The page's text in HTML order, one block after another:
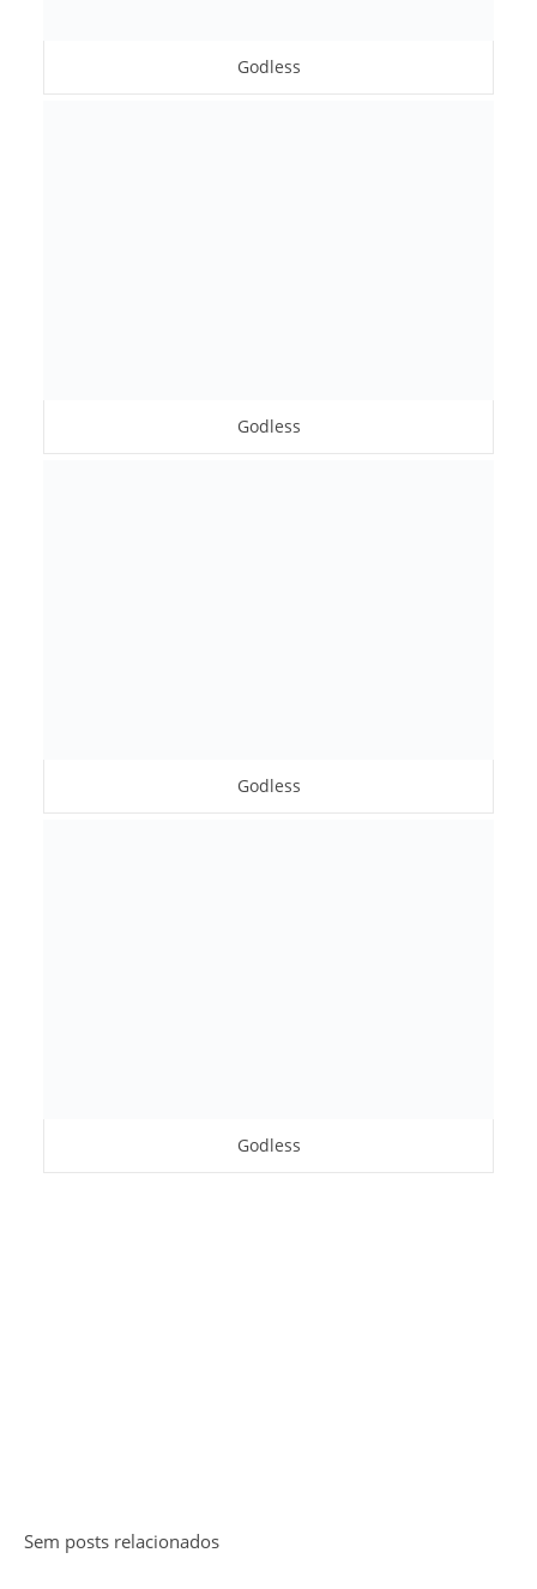
Godless
Godless
Godless
Godless
Sem posts relacionados